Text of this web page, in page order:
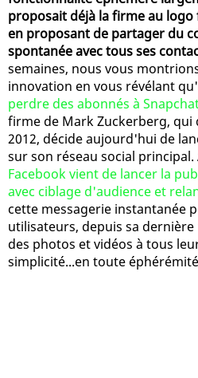
proposait déjà la firme au logo
en proposant de partager du
spontanée avec tous ses
semaines, nous vous
innovation en vous révélant qu'
perdre des abonnés à
firme de Mark Zuckerberg,
2012, décide aujourd'hui de
sur son réseau social principal.
Facebook vient de lancer la
avec ciblage d'audience et
cette messagerie instantanée
utilisateurs, depuis sa
des photos et vidéos à tous
simplicité...en toute